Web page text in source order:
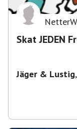
Jäger & Lustig,